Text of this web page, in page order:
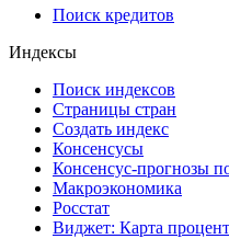
Поиск кредитов
Индексы
Поиск индексов
Страницы стран
Создать индекс
Консенсусы
Консенсус-прогнозы
Макроэкономика
Росстат
Виджет: Карта